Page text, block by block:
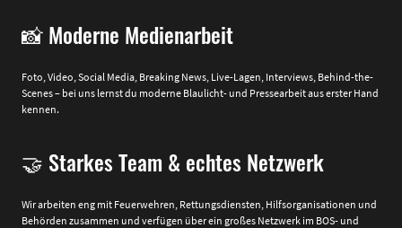
📸 Moderne Medienarbeit
Foto, Video, Social Media, Breaking News, Live-Lagen, Interviews, Behind-the-
Scenes – bei uns lernst du moderne Blaulicht- und Pressearbeit aus erster Hand
kennen.
🤝 Starkes Team & echtes Netzwerk
Wir arbeiten eng mit Feuerwehren, Rettungsdiensten, Hilfsorganisationen und
Behörden zusammen und verfügen über ein großes Netzwerk im BOS- und